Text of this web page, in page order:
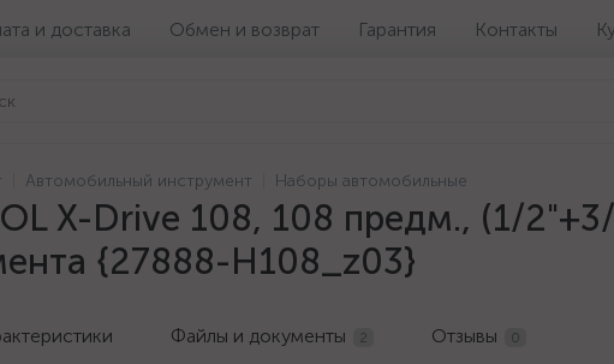
и доставка Обмен и возврат Гарантия Контакты
Автомобильный инструмент Наборы автомобильные
X-Drive 108, 108 предм., (1/
{27888-H108_z03}
Файлы и документы 2 Отзывы 0